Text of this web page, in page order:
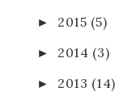
► 2015 (5)
► 2014 (3)
► 2013 (14)